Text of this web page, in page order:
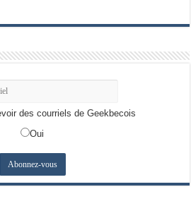
des courriels de Geekbecois
Oui